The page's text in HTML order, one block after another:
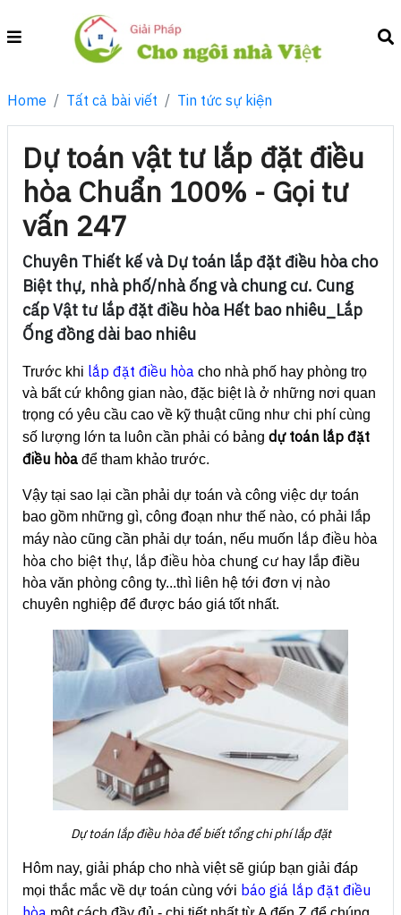
Home Tất cả bài viết Tin tức sự kiện
Dự toán vật tư lắp đặt điều
hòa Chuẩn 100% - Gọi tư
vấn 247
Chuyên Thiết kế và Dự toán lắp đặt điều hòa cho
Biệt thự, nhà phố/nhà ống và chung cư. Cung
cấp Vật tư lắp đặt điều hòa Hết bao nhiêu_Lắp
Ống đồng dài bao nhiêu
Trước khi lắp đặt điều hòa cho nhà phố hay phòng trọ
và bất cứ không gian nào, đặc biệt là ở những nơi quan
trọng có yêu cầu cao về kỹ thuật cũng như chi phí cùng
số lượng lớn ta luôn cần phải có bảng dự toán lắp đặt
điều hòa để tham khảo trước.
Vậy tại sao lại cần phải dự toán và công việc dự toán
bao gồm những gì, công đoạn như thế nào, có phải lắp
máy nào cũng cần phải dự toán, nếu muốn lắp điều hòa
hòa cho biệt thự, lắp điều hòa chung cư hay lắp điều
hòa văn phòng công ty...thì liên hệ tới đơn vị nào
chuyên nghiệp để được báo giá tốt nhất.
Dự toán lắp điều hòa để biết tổng chi phí lắp đặt
Hôm nay, giải pháp cho nhà việt sẽ giúp bạn giải đáp
mọi thắc mắc về dự toán cùng với báo giá lắp đặt điều